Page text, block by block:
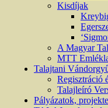
Kisdíjak
A Magyar
MTT
Talajtani
Regisztráció
Talajleíró
Pályázatok,